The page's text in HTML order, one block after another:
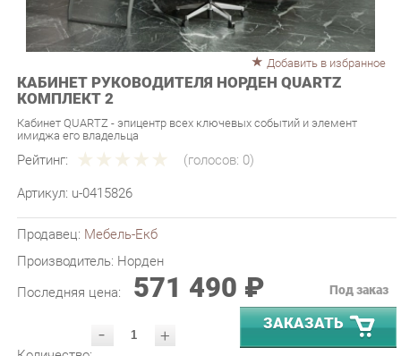
Добавить в избранное
КАБИНЕТ РУКОВОДИТЕЛЯ НОРДЕН QUARTZ
КОМПЛЕКТ 2
Кабинет QUARTZ - эпицентр всех ключевых событий и элемент
Рейтинг:
Артикул: u-0415826
Производитель:Норден
Последняя цена: 571 490 ₽
- ЗАКАЗАТЬ
УТОЧНИТЬ НАЛИЧИЕ